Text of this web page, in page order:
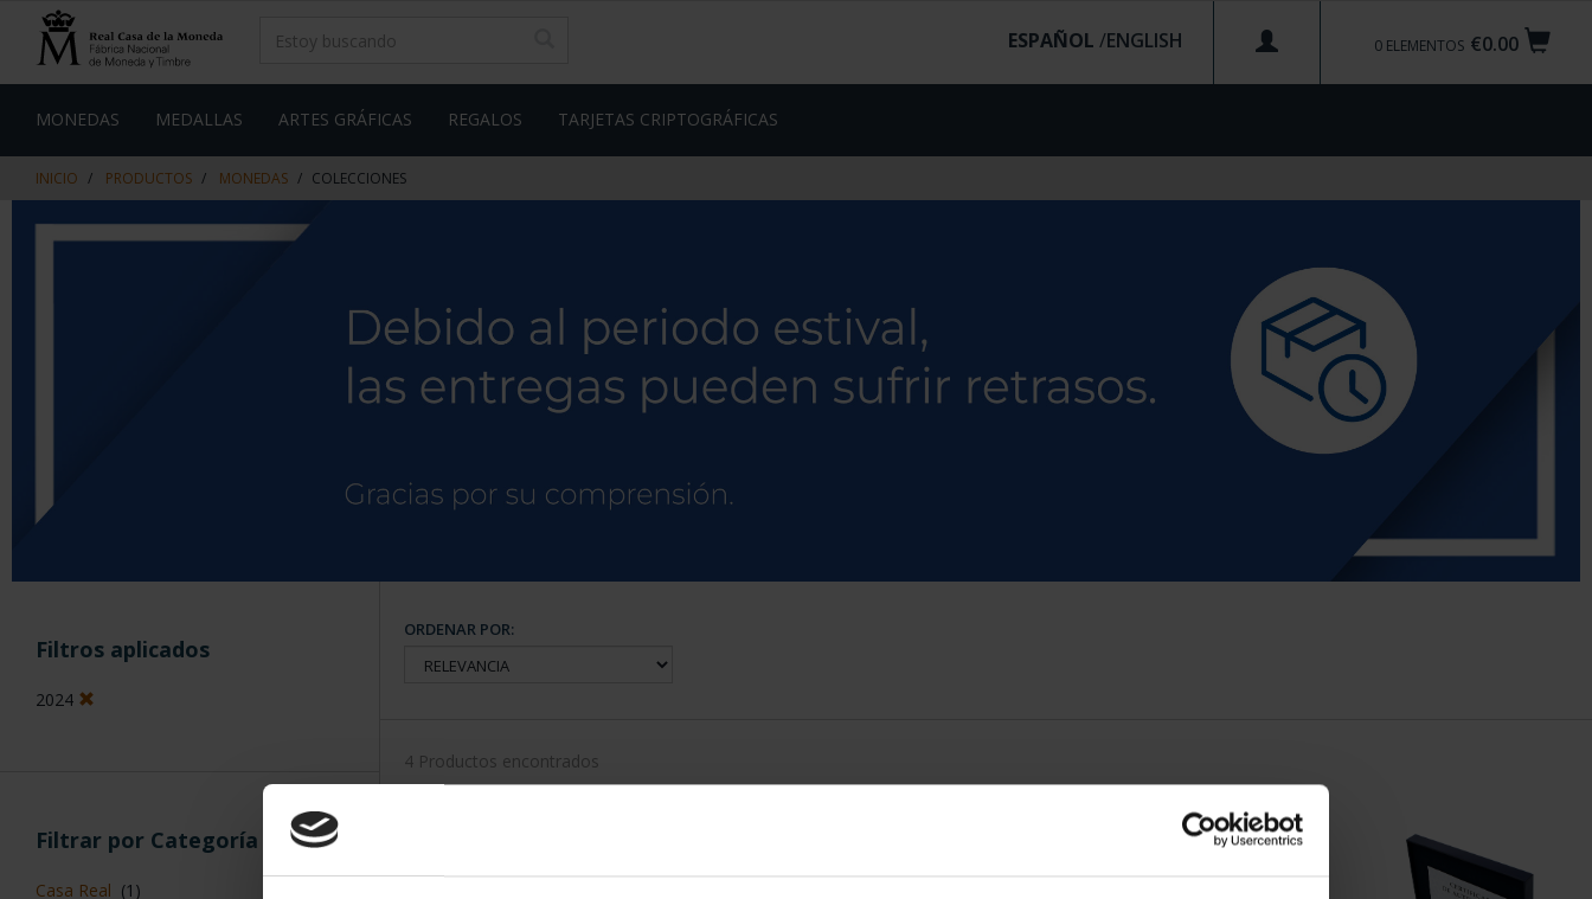
contenido
de
€0.00
0 ELEMENTOS
ESPAÑOL /
MONEDAS MEDALLAS ARTES GRÁFICAS REGALOS TARJETAS CRIPTOGRÁFICAS
INICIO PRODUCTOS MONEDAS COLECCIONES
Filtros aplicados
2024
Filtrar por Categoría
Casa Real (1)
ORDENAR POR:
4 Productos encontrados